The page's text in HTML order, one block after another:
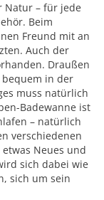
Natur – für jede
Beim
Freund mit an
Auch der
Draußen
bequem in der
muss natürlich
Badewanne ist
– natürlich
verschiedenen
Neues und
sich dabei wie
sich um sein